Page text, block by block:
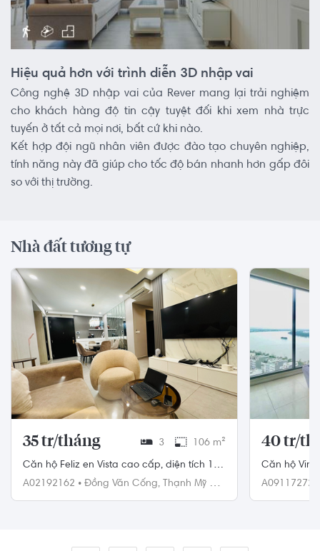
Hiệu quả hơn với trình diễn 3D nhập vai
Công nghệ 3D nhập vai của Rever mang lại trải nghiệm
cho khách hàng độ tin cậy tuyệt đối khi xem nhà trực
tuyến ở tất cả mọi nơi, bất cứ khi nào.
Kết hợp đội ngũ nhân viên được đào tạo chuyên nghiệp,
tính năng này đã giúp cho tốc độ bán nhanh hơn gấp đôi
so với thị trường.
Nhà đất tương tự
35 tr/tháng 3 106 m²
Căn hộ Feliz en Vista cao cấp, diện tích 106
m²
A02192162 • Đồng Văn Cống, Thạnh Mỹ Lợi,
40 tr/
Căn hộ
công bắc
A09117272